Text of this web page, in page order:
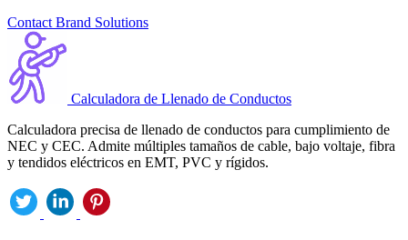
Contact Brand Solutions
Calculadora de Llenado de Conductos
Calculadora precisa de llenado de conductos para cumplimiento de
NEC y CEC. Admite múltiples tamaños de cable, bajo voltaje, fibra
y tendidos eléctricos en EMT, PVC y rígidos.